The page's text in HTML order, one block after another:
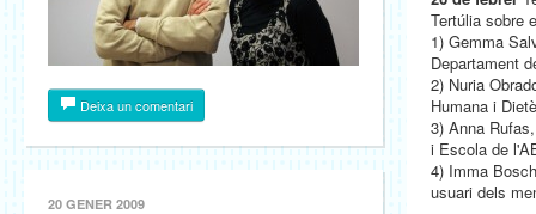
Deixa un comentari
20 GENER 2009
Tertúlia sobre
1) Gemma
Departament
2) Nuria
Humana i
3) Anna
i Escola de
4) Imma
usuari dels